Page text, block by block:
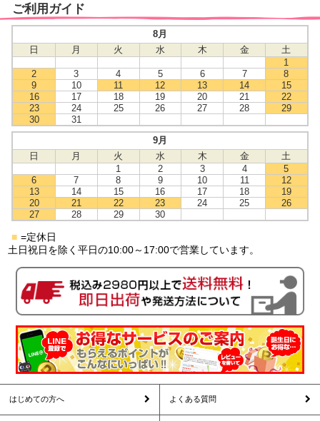
ご利用ガイド
8月
日
月 火 水 木 金
土
1
2
3 4 5 6 7
8
9
10 11 12 13 14
15
16
17 18 19 20 21
22
23
24 25 26 27 28
29
30
31
9月
日
月 火 水 木 金
土
1
2 3 4
5
6
7 8 9 10 11
12
13
14 15 16 17 18
19
20
21 22 23 24 25
26
27
28 29 30
■ =定休日
土日祝日を除く平日の10:00～17:00で営業しています。
はじめての方へ よくある質問